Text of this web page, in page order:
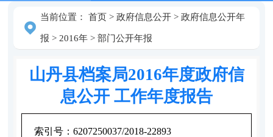
当前位置： 首页> 政府信息公开> 政府信息公开年
报 > 2016年> 部门公开年报
山丹县档案局2016年度政府信
息公开 工作年度报告
索引号： 6207250037/2018-22893